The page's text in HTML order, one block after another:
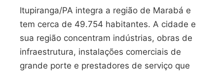
Itupiranga/PA integra a região de Marabá e
tem cerca de 49.754 habitantes. A cidade e
sua região concentram indústrias, obras de
infraestrutura, instalações comerciais de
grande porte e prestadores de serviço que